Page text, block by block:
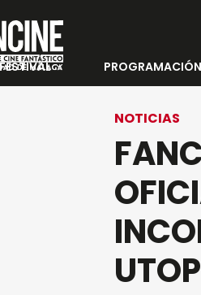
FESTIVAL
PROGRAMACIÓN
Días
NOTICIAS